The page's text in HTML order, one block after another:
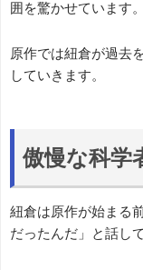
囲を驚かせています。
原作では紐倉が過去
していきます。
傲慢な科学
紐倉は原作が始まる
だったんだ」と話し